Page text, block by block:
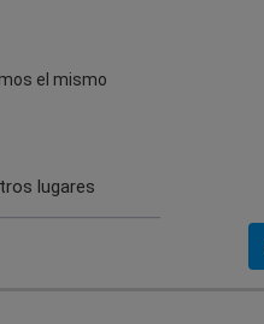
el mismo
lugares